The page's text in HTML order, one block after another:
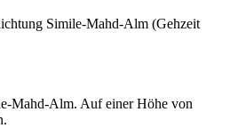
Simile-Mahd-Alm (Gehzeit
Mahd-Alm. Auf einer Höhe von